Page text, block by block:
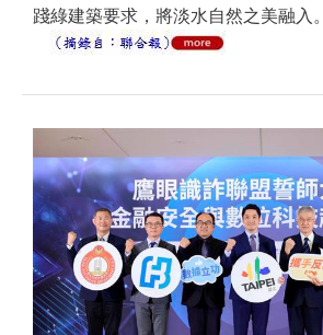
踐綠建築要求，將淡水自然之美融入。